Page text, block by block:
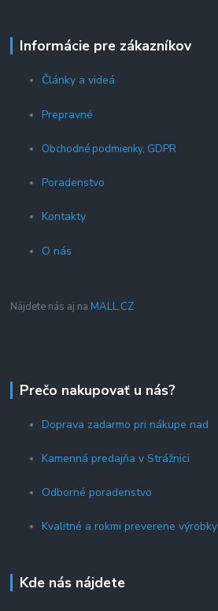
Informácie pre zákazníkov
Články a videá
Prepravné
Obchodné podmienky, GDPR
Poradenstvo
Kontakty
O nás
Nájdete nás aj na MALL.CZ
Prečo nakupovať u nás?
Doprava zadarmo pri nákupe nad
Kamenná predajňa v Strážnici
Odborné poradenstvo
Kvalitné a rokmi preverene výrobky
Kde nás nájdete